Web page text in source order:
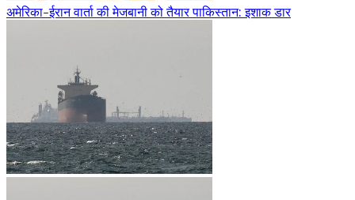
अमेरिका-ईरान वार्ता की मेजबानी को तैयार पाकिस्तान: इशाक डार